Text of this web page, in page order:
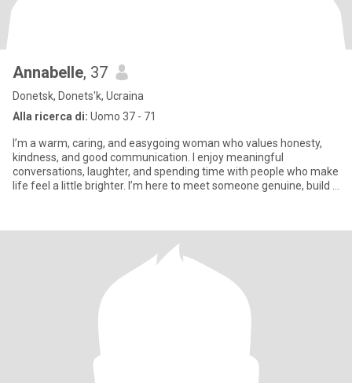
Annabelle, 37
Donetsk, Donets'k, Ucraina
Alla ricerca di: Uomo 37 - 71
I’m a warm, caring, and easygoing woman who values honesty,
kindness, and good communication. I enjoy meaningful
conversations, laughter, and spending time with people who make
life feel a little brighter. I’m here to meet someone genuine, build a